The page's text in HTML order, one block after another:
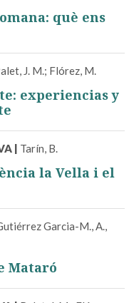
què ens
J. M.; Flórez, M.
experiencias y
| Tarín, B.
la Vella i el
Garcia-M., A.,
Mataró